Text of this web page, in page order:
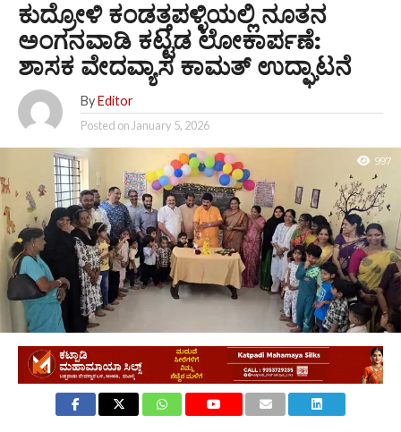
ಕುದ್ರೋಳಿ ಕಂಡತ್ತಪಳ್ಳಿಯಲ್ಲಿ ನೂತನ
ಅಂಗನವಾಡಿ ಕಟ್ಟಡ ಲೋಕಾರ್ಪಣೆ:
ಶಾಸಕ ವೇದವ್ಯಾಸ ಕಾಮತ್ ಉದ್ಘಾಟನೆ
By Editor
Posted onJanuary 5, 2026
997